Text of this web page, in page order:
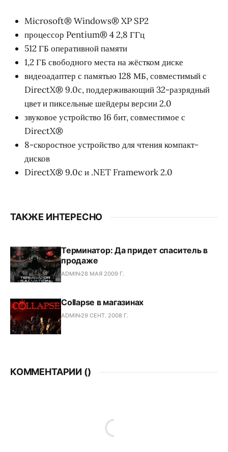
Microsoft® Windows® XP SP2
процессор Pentium® 4 2,8 ГГц
512 ГБ оперативной памяти
1,2 ГБ свободного места на жёстком диске
видеоадаптер с памятью 128 МБ, совместимый с
DirectX® 9.0с, поддерживающий 32-разрядный
цвет и пиксельные шейдеры версии 2.0
звуковое устройство 16 бит, совместимое с
DirectX®
8-скоростное устройство для чтения компакт-
дисков
DirectX® 9.0c и .NET Framework 2.0
ТАКЖЕ ИНТЕРЕСНО
Терминатор: Да придет спаситель в
продаже
ADMIN 28 МАЯ 2009 Г.
Collapse в магазинах
ADMIN 29 СЕНТ. 2008 Г.
КОММЕНТАРИИ ()